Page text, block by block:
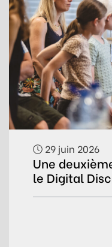
29 juin 2026
Une
le Digital